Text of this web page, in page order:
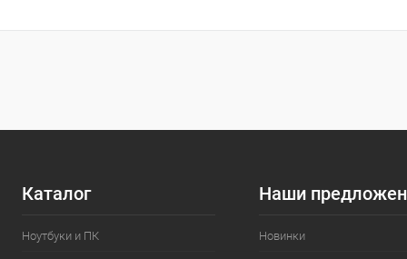
Каталог
Ноутбуки и ПК
Наши
Новинки